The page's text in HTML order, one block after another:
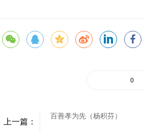
0
上一篇：
百善孝为先（杨积芬）